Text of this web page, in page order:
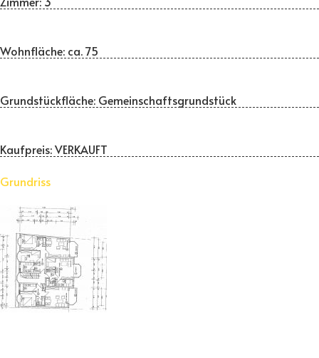
Wohnfläche: ca. 75
Grundstückfläche: Gemeinschaftsgrundstück
Kaufpreis:VERKAUFT
Grundriss